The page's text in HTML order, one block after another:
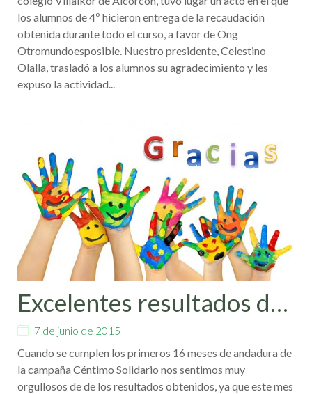
los alumnos de 4º hicieron entrega de la recaudación
obtenida durante todo el curso, a favor de Ong
Otromundoesposible. Nuestro presidente, Celestino
Olalla, trasladó a los alumnos su agradecimiento y les
expuso la actividad...
Excelentes resultados de
la campaña Céntimo
Solidario en el mes de
Junio
7 de junio de 2015
Cuando se cumplen los primeros 16 meses de andadura de
la campaña Céntimo Solidario nos sentimos muy
orgullosos de de los resultados obtenidos, ya que este mes